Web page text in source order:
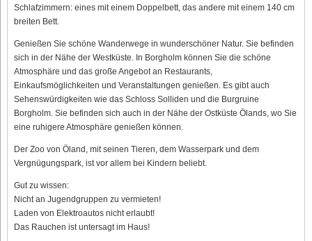
Schlafzimmern: eines mit einem Doppelbett, das andere mit einem 140 cm
breiten Bett.
Genießen Sie schöne Wanderwege in wunderschöner Natur. Sie befinden
sich in der Nähe der Westküste. In Borgholm können Sie die schöne
Atmosphäre und das große Angebot an Restaurants,
Einkaufsmöglichkeiten und Veranstaltungen genießen. Es gibt auch
Sehenswürdigkeiten wie das Schloss Solliden und die Burgruine
Borgholm. Sie befinden sich auch in der Nähe der Ostküste Ölands, wo Sie
eine ruhigere Atmosphäre genießen können.
Der Zoo von Öland, mit seinen Tieren, dem Wasserpark und dem
Vergnügungspark, ist vor allem bei Kindern beliebt.
Gut zu wissen:
Nicht an Jugendgruppen zu vermieten!
Laden von Elektroautos nicht erlaubt!
Das Rauchen ist untersagt im Haus!